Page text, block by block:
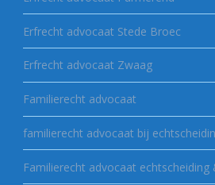
Erfrecht advocaat Stede Broec
Erfrecht advocaat Zwaag
Familierecht advocaat
familierecht advocaat bij
Familierecht advocaat echtscheiding